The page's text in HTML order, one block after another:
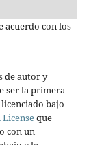
acuerdo con los
de autor y
ser la primera
bajo
que
con un